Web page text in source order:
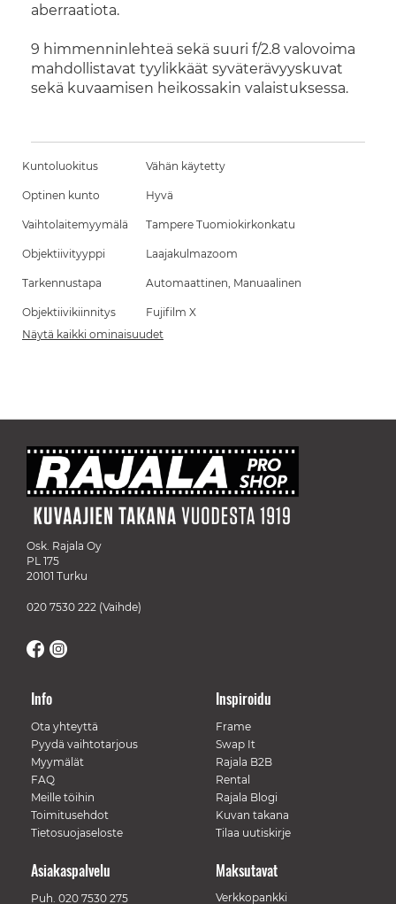
aberraatiota.
9 himmenninlehteä sekä suuri f/2.8 valovoima
mahdollistavat tyylikkäät syväterävyyskuvat
sekä kuvaamisen heikossakin valaistuksessa.
Kuntoluokitus Vähän käytetty
Optinen kunto Hyvä
Vaihtolaitemyymälä Tampere Tuomiokirkonkatu
Objektiivityyppi Laajakulmazoom
Tarkennustapa Automaattinen, Manuaalinen
Objektiivikiinnitys
Fujifilm X
Näytä kaikki ominaisuudet
Osk. Rajala Oy
PL 175
20101 Turku
020 7530 222 (Vaihde)
Info
Ota yhteyttä
Pyydä vaihtotarjous
Myymälät
FAQ
Meille töihin
Toimitusehdot
Tietosuojaseloste
Inspiroidu
Frame
Swap It
Rajala B2B
Rental
Rajala Blogi
Kuvan takana
Tilaa uutiskirje
Maksutavat
Verkkopankki
Asiakaspalvelu
Puh. 020 7530 275